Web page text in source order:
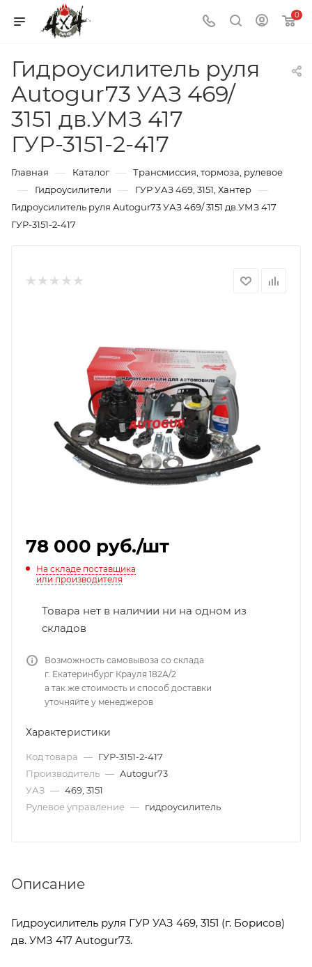
0
Гидроусилитель руля
Autogur73 УАЗ 469/
3151 дв.УМЗ 417
ГУР-3151-2-417
Главная — Каталог — Трансмиссия, тормоза, рулевое
— Гидроусилители — ГУР УАЗ 469, 3151, Хантер —
Гидроусилитель руля Autogur73 УАЗ 469/ 3151 дв.УМЗ 417
ГУР-3151-2-417
78 000 руб./шт
На складе поставщика
или производителя
Товара нет в наличии ни на одном из
складов
Возможность самовывоза со склада
г. Екатеринбург Крауля 182А/2
а так же стоимость и способ доставки
уточняйте у менеджеров
Характеристики
Код товара — ГУР-3151-2-417
Производитель — Autogur73
УАЗ — 469, 3151
Рулевое управление — гидроусилитель
Описание
Гидроусилитель руля ГУР УАЗ 469, 3151 (г. Борисов)
дв. УМЗ 417 Autogur73.